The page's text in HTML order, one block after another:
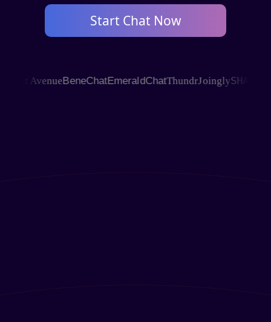
Start Chat Now
AvenueBeneChatEmeraldChatThundrJoinglySHAGLE